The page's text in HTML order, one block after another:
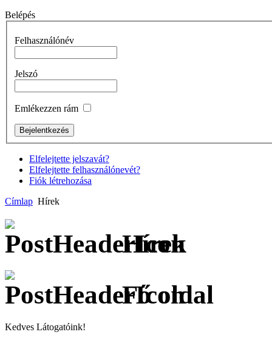
Belépés
Felhasználónév
Jelszó
Emlékezzen rám
Elfelejtette jelszavát?
Elfelejtette felhasználónevét?
Fiók létrehozása
Címlap Hírek
Hírek
Fő oldal
Kedves Látogatóink!